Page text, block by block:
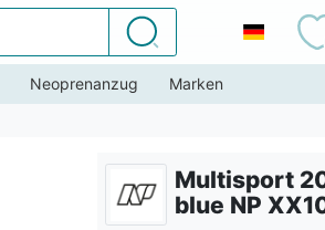
Suchen
Neoprenanzug Marken
Multisport
blue NP